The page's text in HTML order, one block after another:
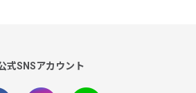
式SNSアカウント